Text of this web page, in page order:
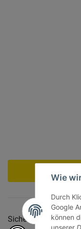
Wie
Durch
Google
können
unserer
Sicher bezahlen via: